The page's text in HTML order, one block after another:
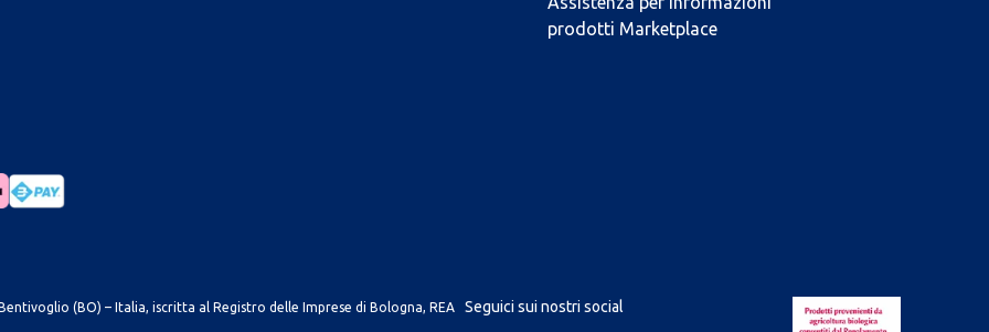
prodotti Marketplace
(BO) – Italia, iscritta al Registro delle Imprese di Bologna, REA
Seguici sui nostri social